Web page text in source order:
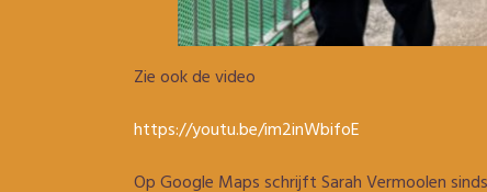
Zie ook de video
https://youtu.be/im2inWbifoE
Op Google Maps schrijft Sarah Vermoolen